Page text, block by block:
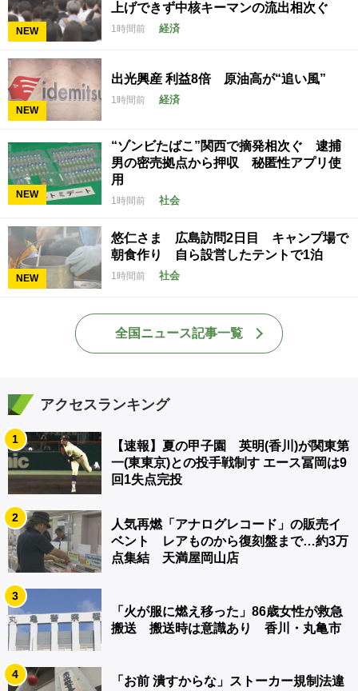
NEW
上げできず中核キーマンの流出相次ぐ
1時間前 経済
NEW
出光興産 利益8倍 原油高が“追い風”
1時間前 経済
NEW
“ゾンビたばこ”関西で摘発相次ぐ 逮捕
男の密売拠点から押収 秘匿性アプリ使
用
1時間前 社会
NEW
悠仁さま 広島訪問2日目 キャンプ場で
朝食作り 自ら設営したテントで1泊
1時間前 社会
全国ニュース記事一覧
アクセスランキング
1
【速報】夏の甲子園 英明(香川)が関東第
一(東東京)との投手戦制す エース冨岡は9
回1失点完投
2
人気再燃「アナログレコード」の販売イ
ベント レアものから復刻盤まで…約3万
点集結 天満屋岡山店
3
「火が服に燃え移った」86歳女性が救急
搬送 搬送時は意識あり 香川・丸亀市
4
「お前 潰すからな」ストーカー規制法違